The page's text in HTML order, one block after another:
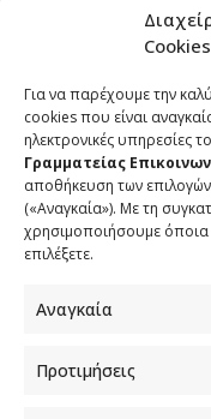
Cookies
Για να παρέχουμε την
cookies που είναι
ηλεκτρονικές υπηρεσίες
Γραμματείας
αποθήκευση των
(«Αναγκαία»). Με τη
χρησιμοποιήσουμε
επιλέξετε.
Αναγκαία
Προτιμήσεις
Φραγκούδη 11 &